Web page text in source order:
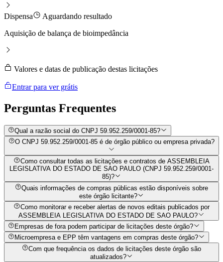
Dispensa
Aguardando resultado
Aquisição de balança de bioimpedância
Valores e datas de publicação destas licitações
Entrar para ver grátis
Perguntas Frequentes
Qual a razão social do CNPJ 59.952.259/0001-85?
O CNPJ 59.952.259/0001-85 é de órgão público ou empresa privada?
Como consultar todas as licitações e contratos de ASSEMBLEIA
LEGISLATIVA DO ESTADO DE SAO PAULO (CNPJ 59.952.259/0001-
85)?
Quais informações de compras públicas estão disponíveis sobre
este órgão licitante?
Como monitorar e receber alertas de novos editais publicados por
ASSEMBLEIA LEGISLATIVA DO ESTADO DE SAO PAULO?
Empresas de fora podem participar de licitações deste órgão?
Microempresa e EPP têm vantagens em compras deste órgão?
Com que frequência os dados de licitações deste órgão são
atualizados?